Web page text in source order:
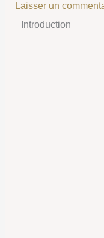
Laisser un
Introduction